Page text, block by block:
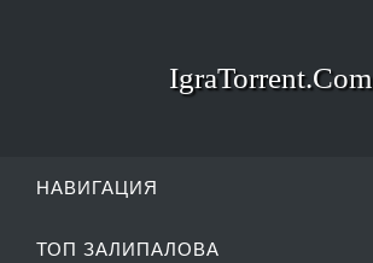
IgraTorrent.Com
НАВИГАЦИЯ
ТОП ЗАЛИПАЛОВА